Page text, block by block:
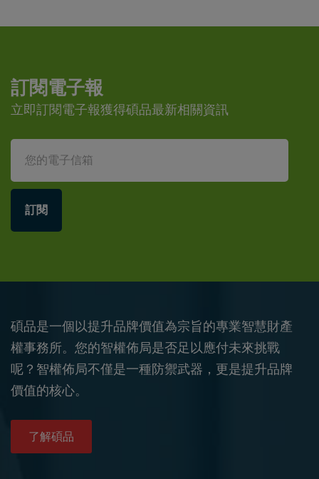
訂閱電子報
立即訂閱電子報獲得碩品最新相關資訊
訂閱
碩品是一個以提升品牌價值為宗旨的專業智慧財產
權事務所。您的智權佈局是否足以應付未來挑戰
呢？智權佈局不僅是一種防禦武器，更是提升品牌
價值的核心。
了解碩品